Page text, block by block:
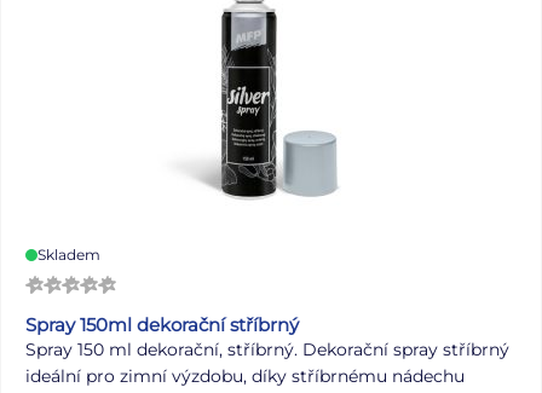
Skladem
Spray 150ml dekorační stříbrný
Spray 150 ml dekorační, stříbrný. Dekorační spray stříbrný
ideální pro zimní výzdobu, díky stříbrnému nádechu